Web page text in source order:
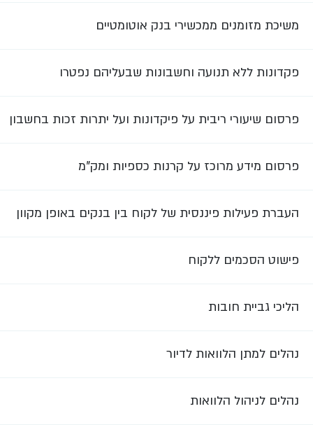
משיכת מזומנים ממכשירי בנק אוטומטיים
פקדונות ללא תנועה וחשבונות שבעליהם נפטרו
פרסום שיעורי ריבית על פיקדונות ועל יתרות זכות בחשבון
פרסום מידע מרוכז על קרנות כספיות ומק"מ
העברת פעילות פיננסית של לקוח בין בנקים באופן מקוון
פישוט הסכמים ללקוח
הליכי גביית חובות
נהלים למתן הלוואות לדיור
נהלים לניהול הלוואות